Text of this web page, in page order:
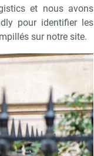
et nous avons
pour identifier les
sur notre site.